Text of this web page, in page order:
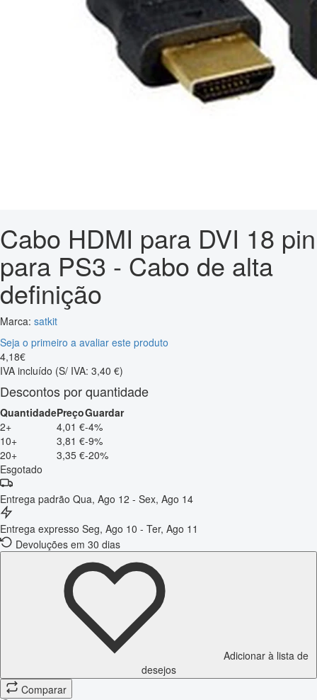
Cabo HDMI para DVI 18 pin
para PS3 - Cabo de alta
definição
Marca: satkit
Seja o primeiro a avaliar este produto
4,18€
IVA incluído (S/ IVA: 3,40 €)
Descontos por quantidade
QuantidadePreçoGuardar
2+
4,01 €-4%
10+
3,81 €-9%
20+
3,35 €-20%
Esgotado
Entrega padrão Qua, Ago 12 - Sex, Ago 14
Entrega expresso Seg, Ago 10 - Ter, Ago 11
Devoluções em 30 dias
Adicionar à lista de
desejos
Comparar